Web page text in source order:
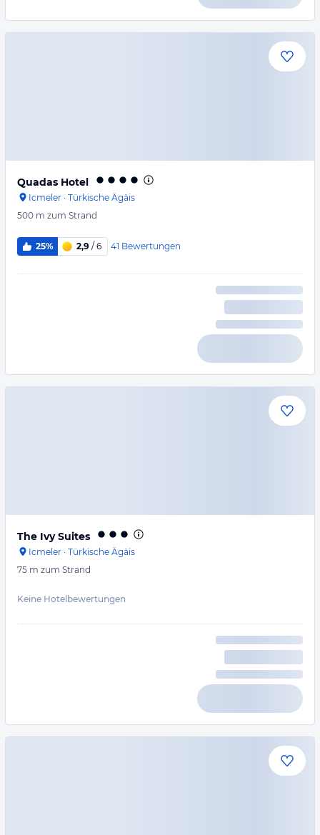
Quadas Hotel
Icmeler · Türkische Ägäis
500 m zum Strand
25% 2,9 / 6 41 Bewertungen
The Ivy Suites
Icmeler · Türkische Ägäis
75 m zum Strand
Keine Hotelbewertungen